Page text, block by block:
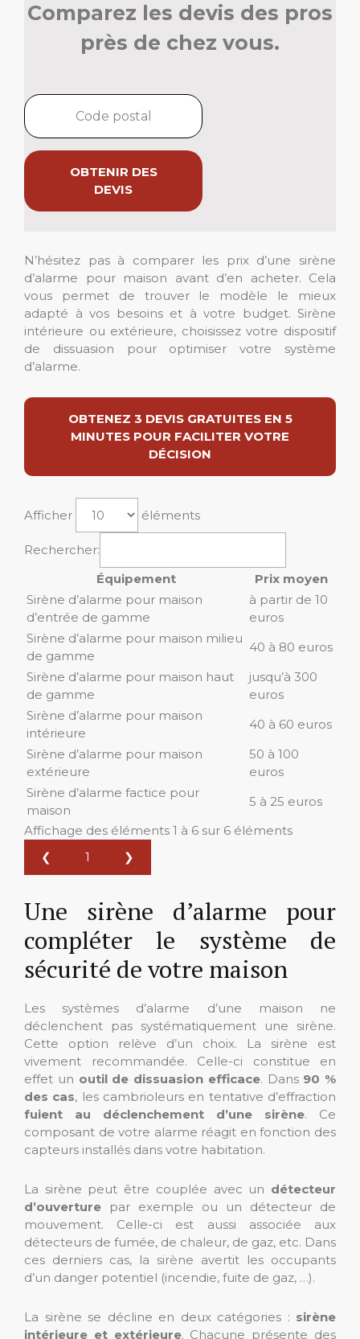
Comparez les devis des pros
près de chez vous.
OBTENIR DES
DEVIS
N’hésitez pas à comparer les prix d’une sirène
d’alarme pour maison avant d’en acheter. Cela
vous permet de trouver le modèle le mieux
adapté à vos besoins et à votre budget. Sirène
intérieure ou extérieure, choisissez votre dispositif
de dissuasion pour optimiser votre système
d’alarme.
OBTENEZ 3 DEVIS GRATUITES EN 5
MINUTES POUR FACILITER VOTRE
DÉCISION
Afficher éléments
Rechercher:
Équipement
Prix moyen
Sirène d’alarme pour maison
d’entrée de gamme
à partir de 10
euros
Sirène d’alarme pour maison milieu
de gamme
40 à 80 euros
Sirène d’alarme pour maison haut
de gamme
jusqu’à 300
euros
Sirène d’alarme pour maison
intérieure
40 à 60 euros
Sirène d’alarme pour maison
extérieure
50 à 100
euros
Sirène d’alarme factice pour
maison
5 à 25 euros
Affichage des éléments 1 à 6 sur 6 éléments
❮
1 ❯
Une sirène d’alarme pour
compléter le système de
sécurité de votre maison
Les systèmes d’alarme d’une maison ne
déclenchent pas systématiquement une sirène.
Cette option relève d’un choix. La sirène est
vivement recommandée. Celle-ci constitue en
effet un outil de dissuasion efficace. Dans 90 %
des cas, les cambrioleurs en tentative d’effraction
fuient au déclenchement d’une sirène. Ce
composant de votre alarme réagit en fonction des
capteurs installés dans votre habitation.
La sirène peut être couplée avec un détecteur
d’ouverture par exemple ou un détecteur de
mouvement. Celle-ci est aussi associée aux
détecteurs de fumée, de chaleur, de gaz, etc. Dans
ces derniers cas, la sirène avertit les occupants
d’un danger potentiel (incendie, fuite de gaz, …).
La sirène se décline en deux catégories : sirène
intérieure et extérieure. Chacune présente des